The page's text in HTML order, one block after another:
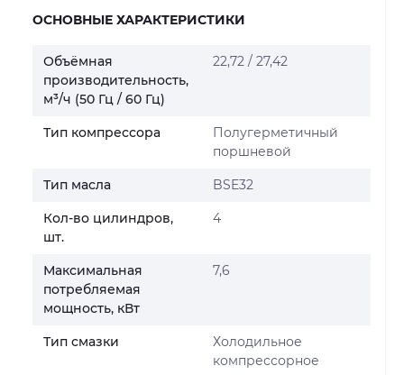
ОСНОВНЫЕ ХАРАКТЕРИСТИКИ
Объёмная
производительность,
м³/ч (50 Гц / 60 Гц)
22,72 / 27,42
Тип компрессора
Полугерметичный
поршневой
Тип масла BSE32
Кол-во цилиндров,
шт.
4
Максимальная
потребляемая
мощность, кВт
7,6
Тип смазки
Холодильное
компрессорное